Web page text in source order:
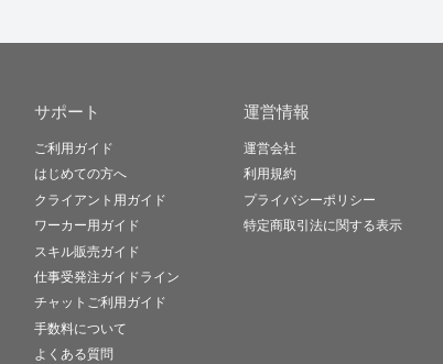
サポート
ご利用ガイド
はじめての方へ
クライアント用ガイド
ワーカー用ガイド
スキル販売ガイド
仕事受発注ガイドライン
チャットご利用ガイド
手数料について
よくある質問
運営情報
運営会社
利用規約
プライバシーポリシー
特定商取引法に関する表示